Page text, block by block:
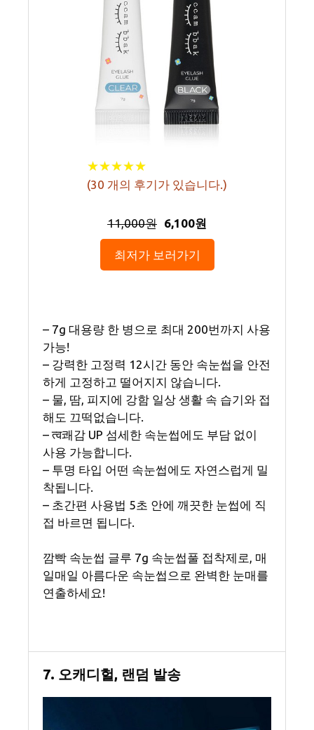
★★★★★
★★★★★
(30 개의 후기가 있습니다.)
11,000원 6,100원
최저가 보러가기
– 7g 대용량 한 병으로 최대 200번까지 사용
가능!
– 강력한 고정력 12시간 동안 속눈썹을 안전
하게 고정하고 떨어지지 않습니다.
– 물, 땀, 피지에 강함 일상 생활 속 습기와 접
해도 끄떡없습니다.
– त्व쾌감 UP 섬세한 속눈썹에도 부담 없이
사용 가능합니다.
– 투명 타입 어떤 속눈썹에도 자연스럽게 밀
착됩니다.
– 초간편 사용법 5초 안에 깨끗한 눈썹에 직
접 바르면 됩니다.
깜빡 속눈썹 글루 7g 속눈썹풀 접착제로, 매
일매일 아름다운 속눈썹으로 완벽한 눈매를
연출하세요!
7. 오캐디헐, 랜덤 발송